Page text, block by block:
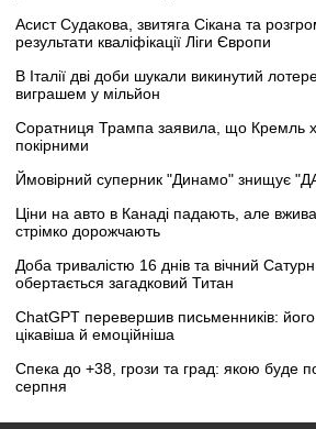
Асист Судакова, звитяга Сікана та
результати кваліфікації Ліги Європи
В Італії дві доби шукали викинутий
виграшем у мільйон
Соратниця Трампа заявила, що Кремль
покірними
Ймовірний суперник "Динамо" знищує
Ціни на авто в Канаді падають, але
стрімко дорожчають
Доба тривалістю 16 днів та вічний
обертається загадковий Титан
ChatGPT перевершив письменників: його
цікавіша й емоційніша
Спека до +38, грози та град: якою буде
серпня